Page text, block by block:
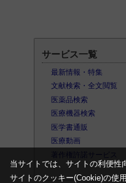
サービス一覧
最新情報・特集
文献検索・全文閲覧
医薬品検索
医療機器検索
医学書通販
医療動画
著作権許諾サービス
当サイトでは、サイトの利便性
サイトのクッキー(Cookie)の使